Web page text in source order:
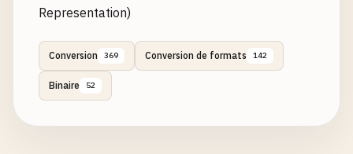
Representation)
Conversion 369 Conversion de formats 142
Binaire 52